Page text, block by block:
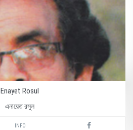
Enayet Rosul
এনায়েত রসুল
INFO